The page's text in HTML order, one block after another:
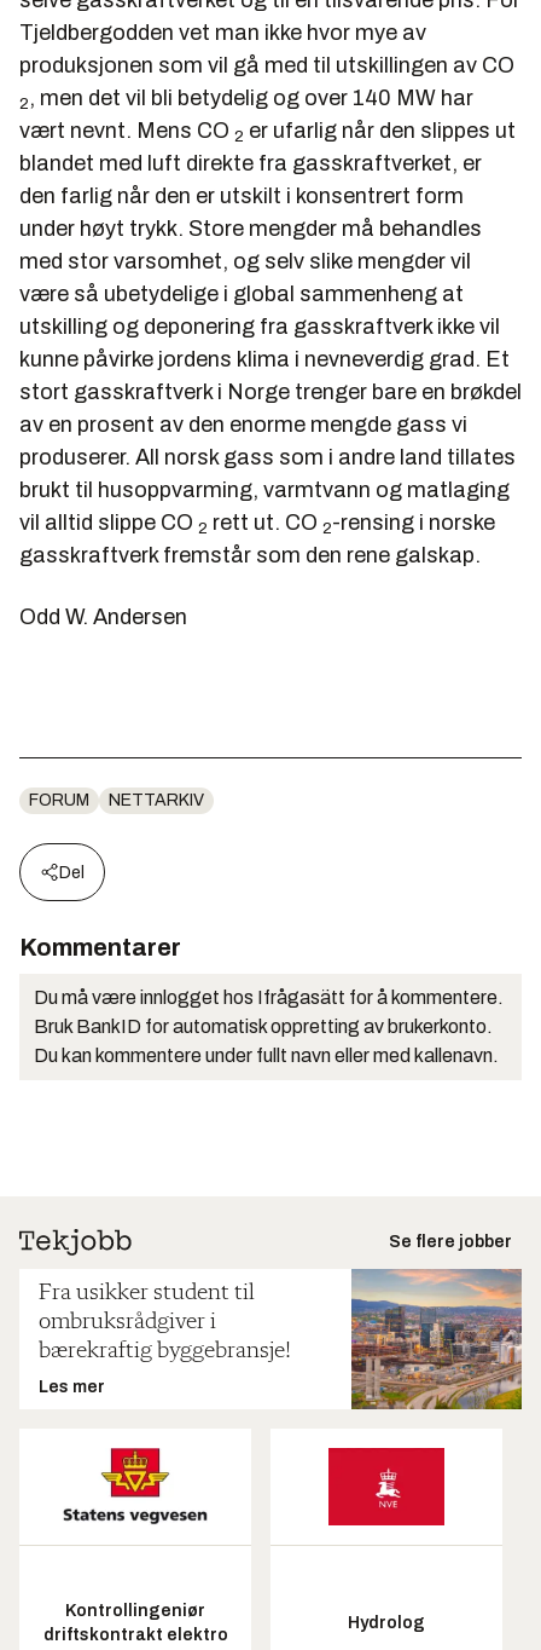
Tjeldbergodden vet man ikke hvor mye av
produksjonen som vil gå med til utskillingen av CO
2 , men det vil bli betydelig og over 140 MW har
vært nevnt. Mens CO 2 er ufarlig når den slippes ut
blandet med luft direkte fra gasskraftverket, er
den farlig når den er utskilt i konsentrert form
under høyt trykk. Store mengder må behandles
med stor varsomhet, og selv slike mengder vil
være så ubetydelige i global sammenheng at
utskilling og deponering fra gasskraftverk ikke vil
kunne påvirke jordens klima i nevneverdig grad. Et
stort gasskraftverk i Norge trenger bare en brøkdel
av en prosent av den enorme mengde gass vi
produserer. All norsk gass som i andre land tillates
brukt til husoppvarming, varmtvann og matlaging
vil alltid slippe CO 2 rett ut. CO 2-rensing i norske
gasskraftverk fremstår som den rene galskap.
Odd W. Andersen
FORUM NETTARKIV
Del
Kommentarer
Du må være innlogget hos Ifrågasätt for å kommentere.
Bruk BankID for automatisk oppretting av brukerkonto.
Du kan kommentere under fullt navn eller med kallenavn.
Se flere jobber
Fra usikker student til
ombruksrådgiver i
bærekraftig byggebransje!
Les mer
Kontrollingeniør
driftskontrakt elektro
Hydrolog